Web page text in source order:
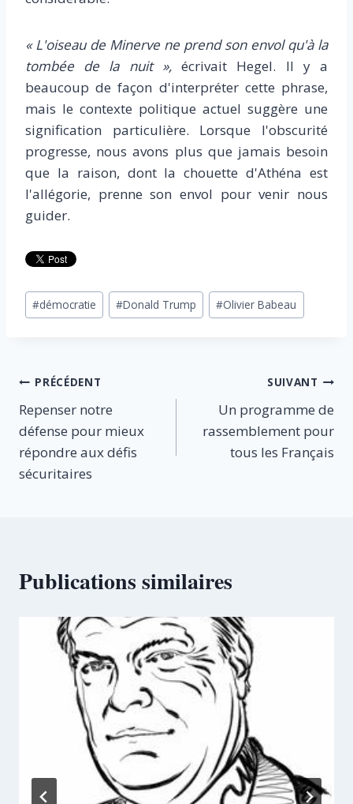
« L'oiseau de Minerve ne prend son envol qu'à la
tombée de la nuit »,écrivait Hegel. Il y a
beaucoup de façon d'interpréter cette phrase,
mais le contexte politique actuel suggère une
signification particulière. Lorsque l'obscurité
progresse, nous avons plus que jamais besoin
que la raison, dont la chouette d'Athéna est
l'allégorie, prenne son envol pour venir nous
guider.
Étiquettes
de
#démocratie #Donald Trump #Olivier Babeau
Navigation
de
l’article
PRÉCÉDENT
Repenser notre
défense pour mieux
répondre aux défis
sécuritaires
SUIVANT
Un programme de
rassemblement pour
tous les Français
Publications similaires